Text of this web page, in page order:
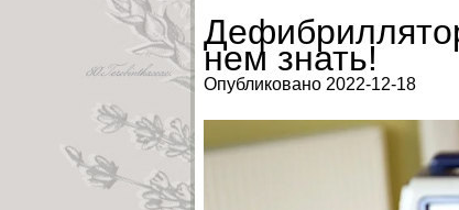
нем знать!
Опубликовано 2022-12-18